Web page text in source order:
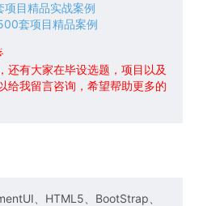
目精品实战案例
套项目精品案例
还有大家在毕设选题，项目以及
给我留言咨询，希望帮助更多的
、HTML5、BootStrap、